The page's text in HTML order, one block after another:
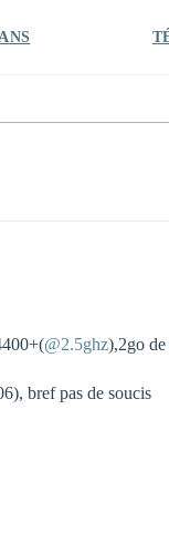
@2.5ghz),2go
bref pas de soucis